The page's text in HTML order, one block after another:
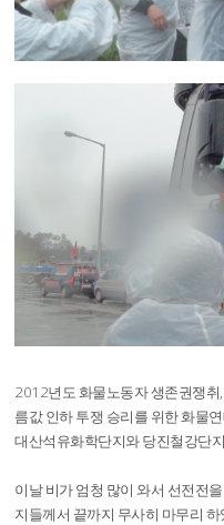
2012년도 화물노동자 생존권쟁취
름값 인하 투쟁 승리를 위한 화물
대산석유화학단지와 당진철강단
이날 비가 엄청 많이 와서 선전전
지들께서 끝까지 무사히 마무리 하